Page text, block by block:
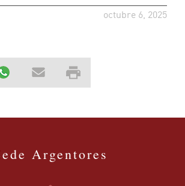
octubre 6, 2025
Argentores